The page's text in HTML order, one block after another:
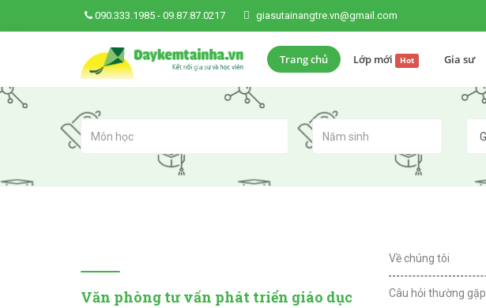
090.333.1985 - 09.87.87.0217 giasutainangtre.vn@gmail.com
Trang chủ Lớp mới Hot Gia sư
Văn phòng tư vấn phát triển giáo dục
Về chúng tôi
Câu hỏi thường gặp